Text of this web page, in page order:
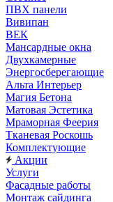
ПВХ панели
Вивипан
ВЕК
Мансардные окна
Двухкамерные
Энергосберегающие
Альта Интерьер
Магия Бетона
Матовая Эстетика
Мраморная Феерия
Тканевая Роскошь
Комплектующие
Акции
Услуги
Фасадные работы
Монтаж сайдинга